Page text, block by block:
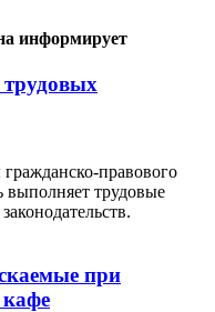
информирует
трудовых
правового
выполняет трудовые
при
кафе